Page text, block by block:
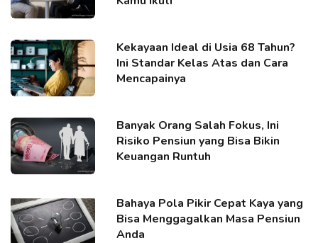
Kekayaan Ideal di Usia 68 Tahun?
Ini Standar Kelas Atas dan Cara
Mencapainya
Banyak Orang Salah Fokus, Ini
Risiko Pensiun yang Bisa Bikin
Keuangan Runtuh
Bahaya Pola Pikir Cepat Kaya yang
Bisa Menggagalkan Masa Pensiun
Anda